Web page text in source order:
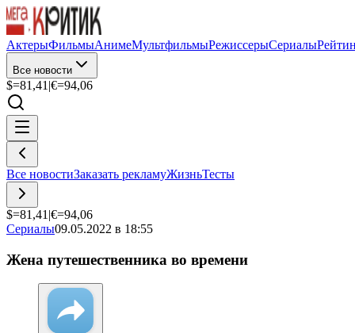
АктерыФильмыАнимеМультфильмыРежиссерыСериалы
Все новости
$=81,41 |€=94,06
Все новостиЗаказать рекламуЖизньТесты
$=81,41 |€=94,06
Сериалы09.05.2022 в 18:55
Жена путешественника во времени